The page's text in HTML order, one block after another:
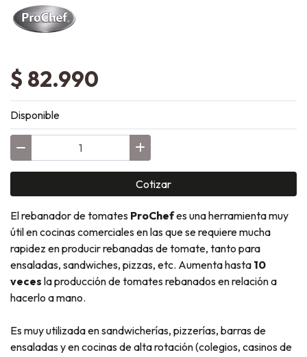
$ 82.990
Disponible
Cotizar
El rebanador de tomates ProChefes una herramienta muy
útil en cocinas comerciales en las que se requiere mucha
rapidez en producir rebanadas de tomate, tanto para
ensaladas, sandwiches, pizzas, etc. Aumenta hasta 10
veces la producción de tomates rebanados en relación a
hacerlo a mano.
Es muy utilizada en sandwicherías, pizzerías, barras de
ensaladas y en cocinas de alta rotación (colegios, casinos de